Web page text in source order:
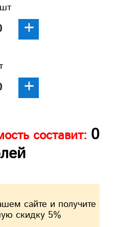
+
+
составит: 0
сайте и получите
скидку 5%